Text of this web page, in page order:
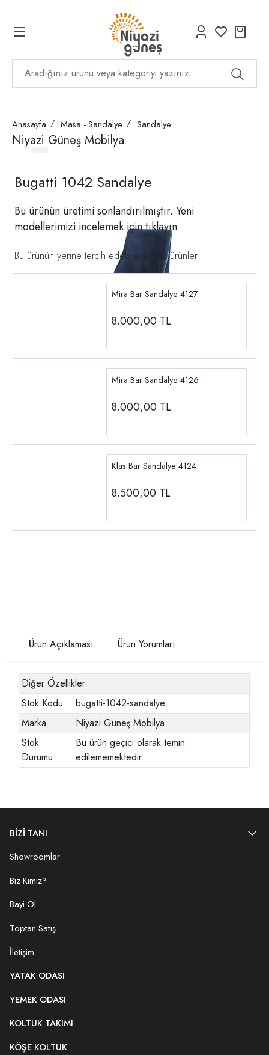
Anasayfa Masa - Sandalye Sandalye
Niyazi Güneş Mobilya
Bugatti 1042 Sandalye
Bu ürünün üretimi sonlandırılmıştır. Yeni
modellerimizi incelemek içintıklayın
Bu ürünün yerine tercih edebileceğiniz ürünler
Mira Bar Sandalye 4127
8.000,00 TL
Mira Bar Sandalye 4126
8.000,00 TL
Klas Bar Sandalye 4124
8.500,00 TL
Ürün Açıklaması Ürün Yorumları
Diğer Özellikler
Stok Kodu
bugatti-1042-sandalye
Marka
Niyazi Güneş Mobilya
Stok
Durumu
Bu ürün geçici olarak temin
edilememektedir.
BİZİ TANI
Showroomlar
Biz Kimiz?
Bayi Ol
Toptan Satış
İletişim
YATAK ODASI
YEMEK ODASI
KOLTUK TAKIMI
KÖŞE KOLTUK